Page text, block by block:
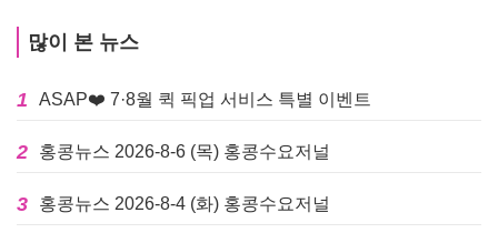
많이 본 뉴스
1 ASAP❤️ 7·8월 퀵 픽업 서비스 특별 이벤트
2 홍콩뉴스 2026-8-6 (목) 홍콩수요저널
3 홍콩뉴스 2026-8-4 (화) 홍콩수요저널